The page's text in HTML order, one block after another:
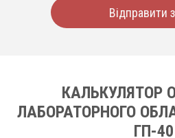
Відправити
КАЛЬКУЛЯТОР
ЛАБОРАТОРНОГО
ГП-40